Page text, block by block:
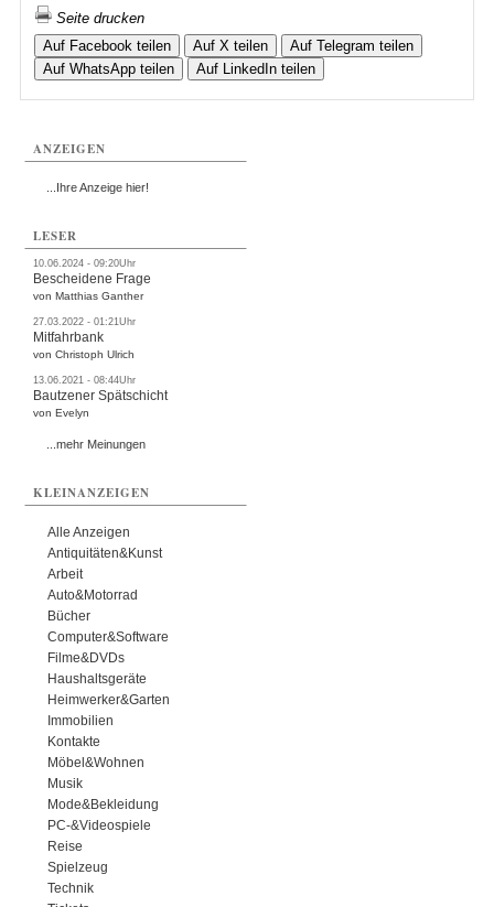
Seite drucken
Auf Facebook teilen
Auf X teilen
Auf Telegram teilen
Auf WhatsApp teilen
Auf LinkedIn teilen
ANZEIGEN
...Ihre Anzeige hier!
LESER
10.06.2024 - 09:20Uhr
Bescheidene Frage
von Matthias Ganther
27.03.2022 - 01:21Uhr
Mitfahrbank
von Christoph Ulrich
13.06.2021 - 08:44Uhr
Bautzener Spätschicht
von Evelyn
...mehr Meinungen
KLEINANZEIGEN
Alle Anzeigen
Antiquitäten&Kunst
Arbeit
Auto&Motorrad
Bücher
Computer&Software
Filme&DVDs
Haushaltsgeräte
Heimwerker&Garten
Immobilien
Kontakte
Möbel&Wohnen
Musik
Mode&Bekleidung
PC-&Videospiele
Reise
Spielzeug
Technik